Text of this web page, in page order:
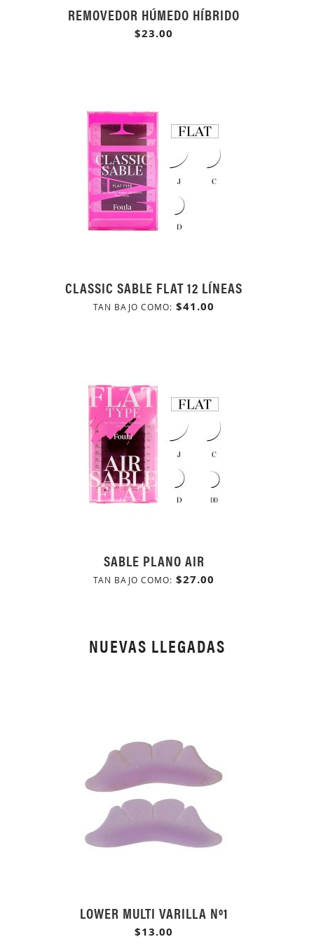
REMOVEDOR HÚMEDO HÍBRIDO
$23.00
CLASSIC SABLE FLAT 12 LÍNEAS
TAN BAJO COMO $41.00
SABLE PLANO AIR
TAN BAJO COMO $27.00
NUEVAS LLEGADAS
LOWER MULTI VARILLA Nº1
$13.00